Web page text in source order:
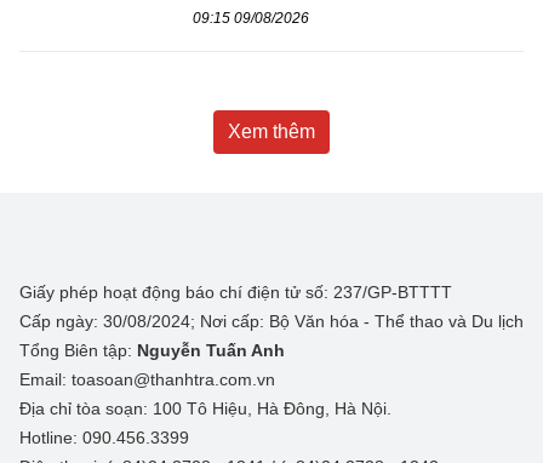
09:15 09/08/2026
Xem thêm
Giấy phép hoạt động báo chí điện tử số: 237/GP-BTTTT
Cấp ngày: 30/08/2024; Nơi cấp: Bộ Văn hóa - Thể thao và Du lịch
Tổng Biên tập: Nguyễn Tuấn Anh
Email: toasoan@thanhtra.com.vn
Địa chỉ tòa soạn: 100 Tô Hiệu, Hà Đông, Hà Nội.
Hotline: 090.456.3399